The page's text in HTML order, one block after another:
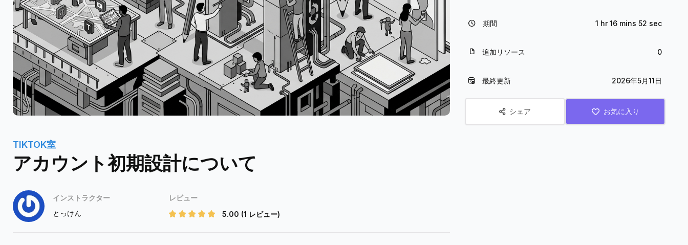
TIKTOK室
アカウント初期設計について
インストラクター
とっけん
レビュー
5.00 (1 レビュー)
期間 1 hr 16 mins 52 sec
追加リソース 0
最終更新 2026年5月11日
シェア お気に入り